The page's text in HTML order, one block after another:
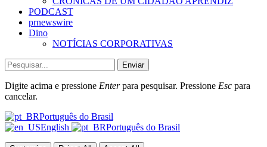
PODCAST
prnewswire
Dino
NOTÍCIAS CORPORATIVAS
Enviar
Digite acima e pressione Enterpara pesquisar. Pressione Esc para
cancelar.
Português do Brasil
English
Português do Brasil